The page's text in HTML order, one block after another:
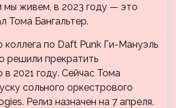
мы живем, в 2023 году — это
Тома Бангальтер.
коллега по Daft Punk Ги-Мануэль
решили прекратить
в 2021 году. Сейчас Тома
сольного оркестрового
Релиз назначен на 7 апреля.